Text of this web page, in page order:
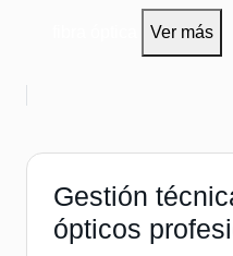
Ver más
Gestión
ópticos